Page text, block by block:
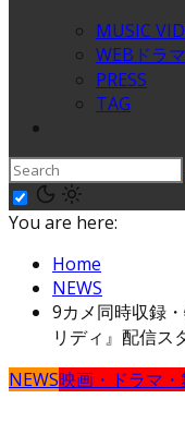
MUSIC
WEBドラマ
PRESS
TAG
You are here:
Home
NEWS
9カメ同時収録
リディ』配信ス
NEWS映画・ドラマ・